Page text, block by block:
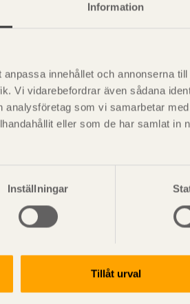
Information
innehållet och annonserna
Vi vidarebefordrar även sådana
analysföretag som vi samarbetar
eller som de har samlat in
Inställningar
Tillåt urval
sågverksnärings
träprodukter och